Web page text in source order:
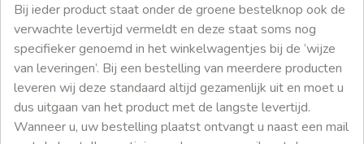
Bij ieder product staat onder de groene bestelknop ook de
verwachte levertijd vermeldt en deze staat soms nog
specifieker genoemd in het winkelwagentjes bij de ‘wijze
van leveringen’. Bij een bestelling van meerdere producten
leveren wij deze standaard altijd gezamenlijk uit en moet u
dus uitgaan van het product met de langste levertijd.
Wanneer u, uw bestelling plaatst ontvangt u naast een mail